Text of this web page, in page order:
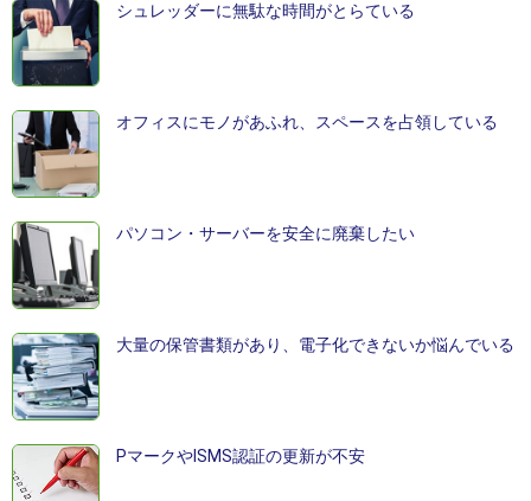
シュレッダーに無駄な時間がとらている
オフィスにモノがあふれ、スペースを占領している
パソコン・サーバーを安全に廃棄したい
大量の保管書類があり、電子化できないか悩んでいる
PマークやISMS認証の更新が不安